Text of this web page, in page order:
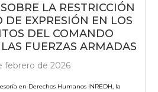
LA RESTRICCIÓN
EXPRESIÓN EN LOS
DEL COMANDO
FUERZAS ARMADAS
febrero de 2026
en Derechos Humanos INREDH, la